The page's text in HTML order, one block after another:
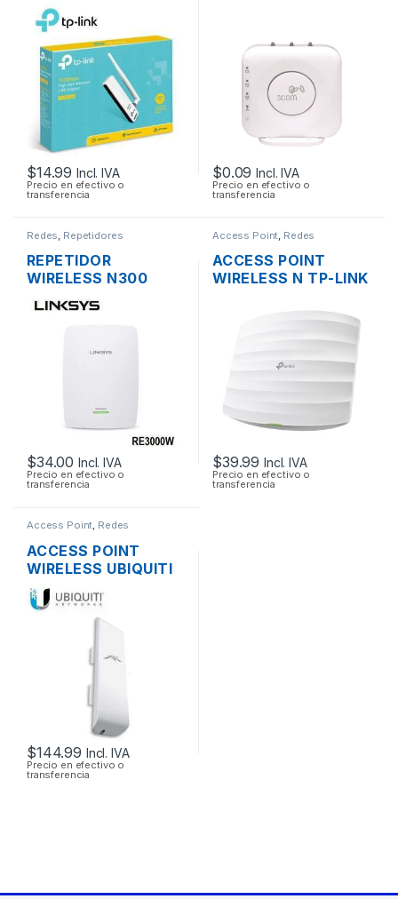
TL-WN722N UNA
ANTENA ALTA
GANANCIA
$14.99 Incl. IVA
Precio en efectivo o
transferencia
$0.09 Incl. IVA
Precio en efectivo o
transferencia
Redes Repetidores
REPETIDOR
WIRELESS N300
LINKSYS RE3000W
DOS ANTENAS 1
10/1000MBPS
$34.00 Incl. IVA
Precio en efectivo o
transferencia
Access Point Redes
ACCESS POINT
WIRELESS N TP-LINK
ANTENAS INT.
300MBPS SOPORTA
$39.99 Incl. IVA
Precio en efectivo o
transferencia
Access Point, Redes
ACCESS POINT
WIRELESS UBIQUITI
NANOSTATION M5
AIRMAX 5GHZ 16DBI
MIMO 500MW
OUTDOOR
$144.99 Incl. IVA
Precio en efectivo o
transferencia